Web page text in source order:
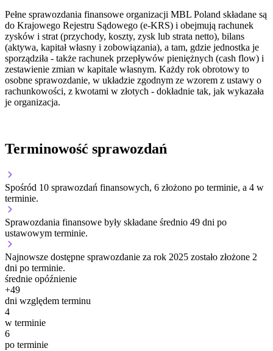
Pełne sprawozdania finansowe organizacji MBL Poland składane są
do Krajowego Rejestru Sądowego (e-KRS) i obejmują rachunek
zysków i strat (przychody, koszty, zysk lub strata netto), bilans
(aktywa, kapitał własny i zobowiązania), a tam, gdzie jednostka je
sporządziła - także rachunek przepływów pieniężnych (cash flow) i
zestawienie zmian w kapitale własnym. Każdy rok obrotowy to
osobne sprawozdanie, w układzie zgodnym ze wzorem z ustawy o
rachunkowości, z kwotami w złotych - dokładnie tak, jak wykazała
je organizacja.
Terminowość sprawozdań
Spośród 10 sprawozdań finansowych, 6 złożono po terminie, a 4 w
terminie.
Sprawozdania finansowe były składane średnio 49 dni po
ustawowym terminie.
Najnowsze dostępne sprawozdanie za rok 2025 zostało złożone 2
dni po terminie.
średnie opóźnienie
+49
dni względem terminu
4
w terminie
6
po terminie